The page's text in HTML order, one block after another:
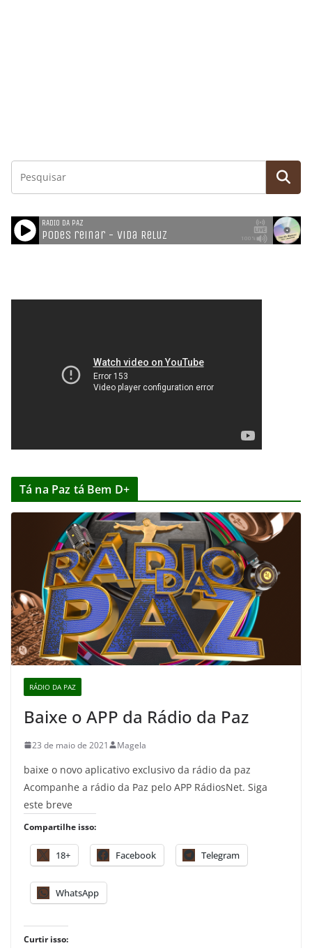
Tá na Paz tá Bem D+
RÁDIO DA PAZ
Baixe o APP da Rádio da Paz
23 de maio de 2021 Magela
baixe o novo aplicativo exclusivo da rádio da paz
Acompanhe a rádio da Paz pelo APP RádiosNet. Siga
este breve
Compartilhe isso:
18+ Facebook Telegram
WhatsApp
Curtir isso: